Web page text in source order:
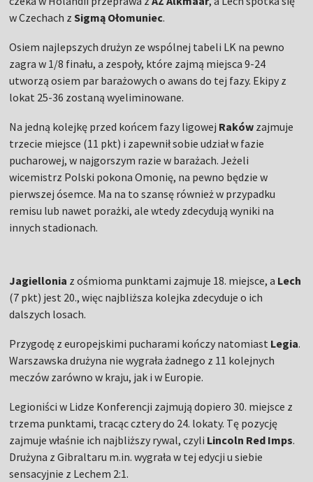
w Czechach zSigmą Ołomuniec.
Osiem najlepszych drużyn ze wspólnej tabeli LK na pewno
zagra w 1/8 finału, a zespoły, które zajmą miejsca 9-24
utworzą osiem par barażowych o awans do tej fazy. Ekipy z
lokat 25-36 zostaną wyeliminowane.
Na jedną kolejkę przed końcem fazy ligowej Raków zajmuje
trzecie miejsce (11 pkt) i zapewnił sobie udział w fazie
pucharowej, w najgorszym razie w barażach. Jeżeli
wicemistrz Polski pokona Omonię, na pewno będzie w
pierwszej ósemce. Ma na to szansę również w przypadku
remisu lub nawet porażki, ale wtedy zdecydują wyniki na
innych stadionach.
Jagiellonia z ośmioma punktami zajmuje 18. miejsce, a Lech
(7 pkt) jest 20., więc najbliższa kolejka zdecyduje o ich
dalszych losach.
Przygodę z europejskimi pucharami kończy natomiast Legia.
Warszawska drużyna nie wygrała żadnego z 11 kolejnych
meczów zarówno w kraju, jak i w Europie.
Legioniści w Lidze Konferencji zajmują dopiero 30. miejsce z
trzema punktami, tracąc cztery do 24. lokaty. Tę pozycję
zajmuje właśnie ich najbliższy rywal, czyli Lincoln Red Imps.
Drużyna z Gibraltaru m.in. wygrała w tej edycji u siebie
sensacyjnie z Lechem 2:1.